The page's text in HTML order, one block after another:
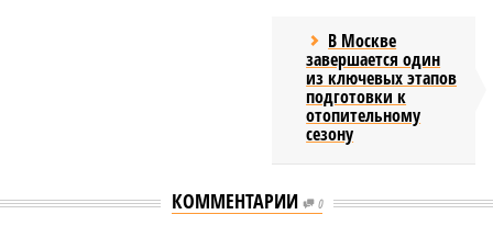
В Москве
завершается один
из ключевых этапов
подготовки к
отопительному
сезону
КОММЕНТАРИИ 0